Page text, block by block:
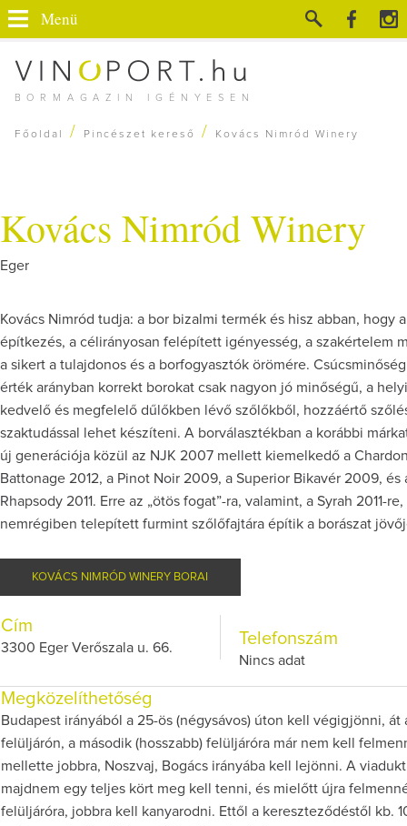
BORMAGAZIN IGÉNYESEN
Menü
Főoldal / Pincészet kereső / Kovács Nimród Winery
Kovács Nimród Winery
Eger
Kovács Nimród tudja: a bor bizalmi termék és hisz abban, hogy
építkezés, a célirányosan felépített igényesség, a szakértelem
a sikert a tulajdonos és a borfogyasztók örömére.
érték arányban korrekt borokat csak nagyon jó minőségű, a
kedvelő és megfelelő dűlőkben lévő szőlőkből, hozzáértő
szaktudással lehet készíteni. A borválasztékban a korábbi
új generációja közül az NJK 2007 mellett kiemelkedő a
Battonage 2012, a Pinot Noir 2009, a Superior Bikavér 2009, és
Rhapsody 2011. Erre az „ötös fogat”-ra, valamint, a Syrah 2011-re,
nemrégiben telepített furmint szőlőfajtára építik a borászat
KOVÁCS NIMRÓD WINERY BORAI
Cím
3300 Eger Verőszala u. 66. Telefonszám
Nincs adat
Megközelíthetőség
Budapest irányából a 25-ös (négysávos) úton kell végigjönni, át
felüljárón, a második (hosszabb) felüljáróra már nem kell
mellette jobbra, Noszvaj, Bogács irányába kell lejönni. A
majdnem egy teljes kört meg kell tenni, és mielőtt újra
felüljáróra, jobbra kell kanyarodni. Ettől a kereszteződéstől kb.